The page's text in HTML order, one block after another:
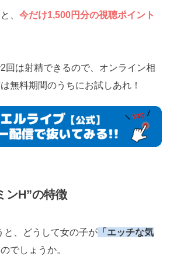
、 今だけ1,500円分の視聴ポイント
回は射精できるので、オンライン相
無料期間のうちにお試しあれ！
ンH”の特徴
と、どうして女の子が 「エッチな気
でしょうか。